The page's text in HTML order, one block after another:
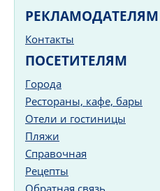
РЕКЛАМОДАТЕЛЯМ
Контакты
ПОСЕТИТЕЛЯМ
Города
Рестораны, кафе, бары
Отели и гостиницы
Пляжи
Справочная
Рецепты
Обратная связь